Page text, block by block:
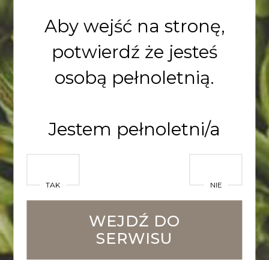
Ekstrakt Alkohol Goryczka
POZNAJ CHARAKTER
Tradycyjny
Roggenbier.
Bursztynowy kolor,
gęsta piana,
Aby wejść na stronę,
potwierdź że jesteś
osobą pełnoletnią.
Jestem pełnoletni/a
TAK NIE
WEJDŹ DO
SERWISU